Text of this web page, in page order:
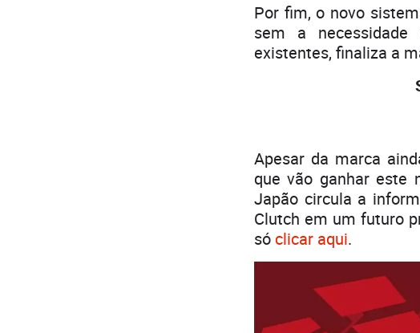
Por fim, o novo
sem a
existentes, finaliza a
Apesar da marca
que vão ganhar este
Japão circula a
Clutch em um futuro
só clicar aqui.